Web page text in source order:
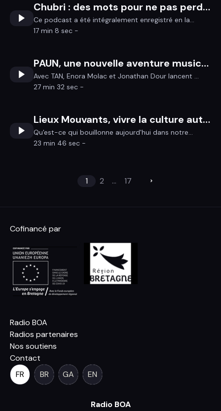
Chubri : des mots pour ne pas perdre une mémoire
Ce podcast a été intégralement enregistré en la...
17 min 8 sec -
PAUN, une nouvelle aventure musicale pour Jonathan Dour et Enora Molac
Avec TAN, Enora Molac et Jonathan Dour lancent ...
27 min 32 sec -
Lieux Mouvants, vivre la culture autrement !
Qu'est-ce qui bouillonne aujourd'hui dans notre...
23 min 46 sec -
1 2 ... 17
Cofinancé par
Radio BOA
Radios partenaires
Nos soutiens
Contact
FR
BR GA EN
Radio BOA